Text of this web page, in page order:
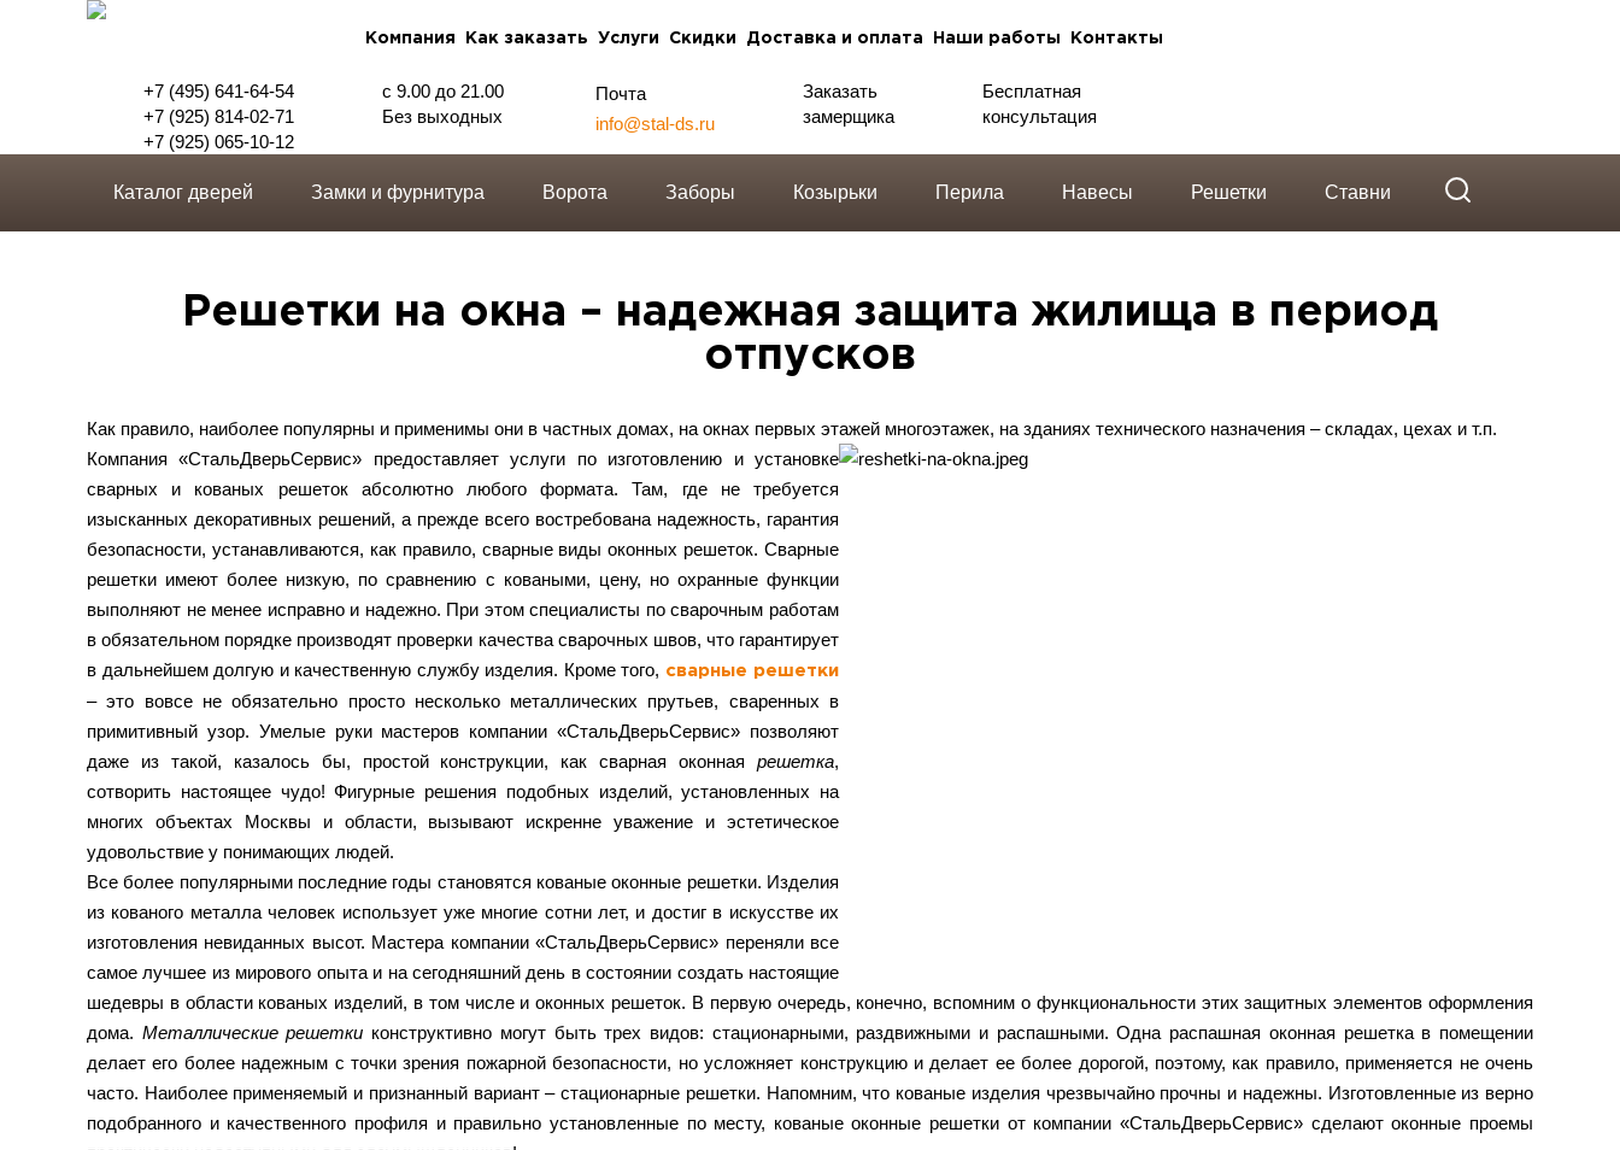
Компания Как заказать Услуги Скидки Доставка и оплата Наши работы Контакты
+7 (495) 641-64-54
+7 (925) 814-02-71
+7 (925) 065-10-12
с 9.00 до 21.00
Без выходных
Почта
info@stal-ds.ru
Заказать
замерщика
Бесплатная
консультация
Каталог дверей Замки и фурнитура Ворота Заборы Козырьки Перила Навесы Решетки Ставни
Решетки на окна – надежная защита жилища в период
отпусков
Как правило, наиболее популярны и применимы они в частных домах, на окнах первых этажей многоэтажек, на зданиях технического назначения – складах, цехах и т.п.
Компания «СтальДверьСервис» предоставляет услуги по изготовлению и установке
сварных и кованых решеток абсолютно любого формата. Там, где не требуется
изысканных декоративных решений, а прежде всего востребована надежность, гарантия
безопасности, устанавливаются, как правило, сварные виды оконных решеток. Сварные
решетки имеют более низкую, по сравнению с коваными, цену, но охранные функции
выполняют не менее исправно и надежно. При этом специалисты по сварочным работам
в обязательном порядке производят проверки качества сварочных швов, что гарантирует
в дальнейшем долгую и качественную службу изделия. Кроме того, сварные решетки
– это вовсе не обязательно просто несколько металлических прутьев, сваренных в
примитивный узор. Умелые руки мастеров компании «СтальДверьСервис» позволяют
даже из такой, казалось бы, простой конструкции, как сварная оконная решетка,
сотворить настоящее чудо! Фигурные решения подобных изделий, установленных на
многих объектах Москвы и области, вызывают искренне уважение и эстетическое
удовольствие у понимающих людей.
Все более популярными последние годы становятся кованые оконные решетки. Изделия
из кованого металла человек использует уже многие сотни лет, и достиг в искусстве их
изготовления невиданных высот. Мастера компании «СтальДверьСервис» переняли все
самое лучшее из мирового опыта и на сегодняшний день в состоянии создать настоящие
шедевры в области кованых изделий, в том числе и оконных решеток. В первую очередь, конечно, вспомним о функциональности этих защитных элементов оформления
дома. Металлические решетки конструктивно могут быть трех видов: стационарными, раздвижными и распашными. Одна распашная оконная решетка в помещении
делает его более надежным с точки зрения пожарной безопасности, но усложняет конструкцию и делает ее более дорогой, поэтому, как правило, применяется не очень
часто. Наиболее применяемый и признанный вариант – стационарные решетки. Напомним, что кованые изделия чрезвычайно прочны и надежны. Изготовленные из верно
подобранного и качественного профиля и правильно установленные по месту, кованые оконные решетки от компании «СтальДверьСервис» сделают оконные проемы